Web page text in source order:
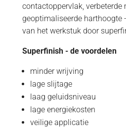
contactoppervlak, verbeterde
geoptimaliseerde harthoogte
van het werkstuk door
Superfinish - de voordelen
minder wrijving
lage slijtage
laag geluidsniveau
lage energiekosten
veilige applicatie